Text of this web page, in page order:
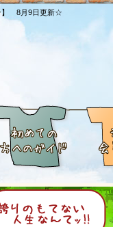
】 8月9日更新☆